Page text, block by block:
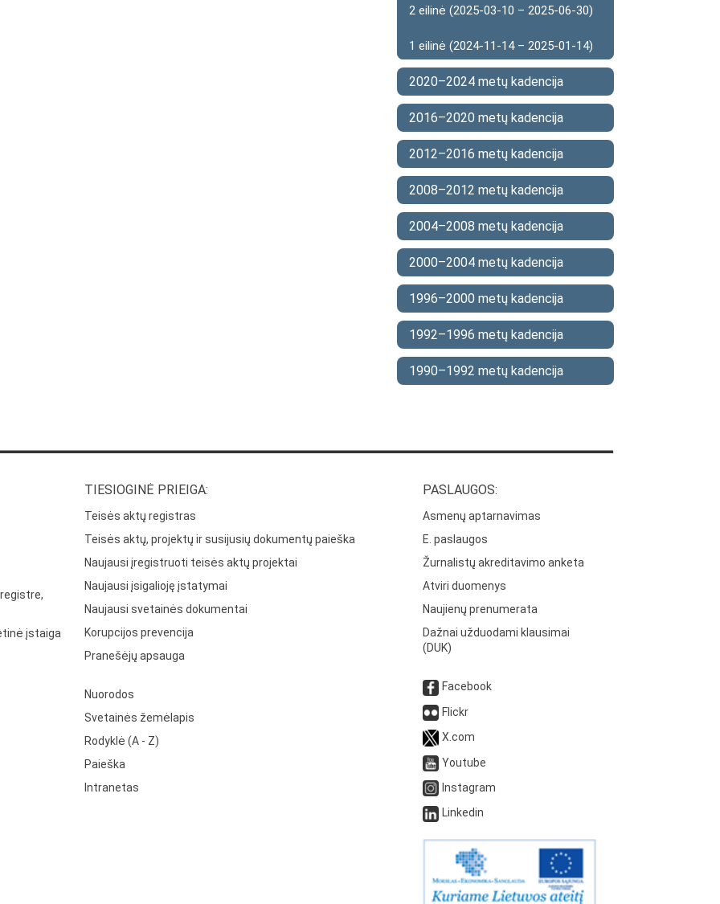
2 eilinė (2025-03-10 – 2025-06-30)
1 eilinė (2024-11-14 – 2025-01-14)
2020–2024 metų kadencija
2016–2020 metų kadencija
2012–2016 metų kadencija
2008–2012 metų kadencija
2004–2008 metų kadencija
2000–2004 metų kadencija
1996–2000 metų kadencija
1992–1996 metų kadencija
1990–1992 metų kadencija
įstaiga
TIESIOGINĖ PRIEIGA:
Teisės aktų registras
Teisės aktų, projektų ir susijusių dokumentų paieška
Naujausi įregistruoti teisės aktų projektai
Naujausi įsigalioję įstatymai
Naujausi svetainės dokumentai
Korupcijos prevencija
Pranešėjų apsauga
Nuorodos
Svetainės žemėlapis
Rodyklė (A - Z)
Paieška
Intranetas
PASLAUGOS:
Asmenų aptarnavimas
E. paslaugos
Žurnalistų akreditavimo anketa
Atviri duomenys
Naujienų prenumerata
Dažnai užduodami klausimai
(DUK)
Facebook
Flickr
X.com
Youtube
Instagram
Linkedin